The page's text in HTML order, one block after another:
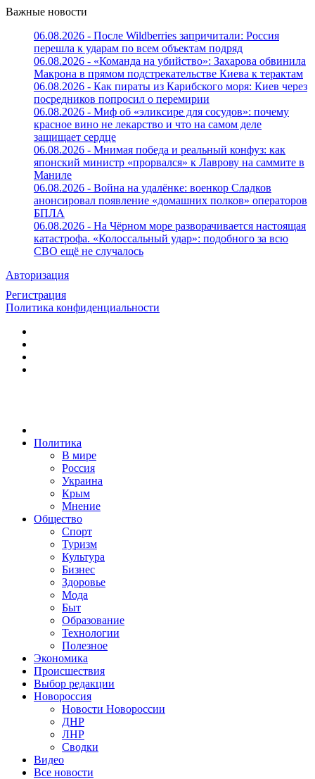
Важные новости
06.08.2026 - После Wildberries запричитали: Россия
перешла к ударам по всем объектам подряд
06.08.2026 - «Команда на убийство»: Захарова обвинила
Макрона в прямом подстрекательстве Киева к терактам
06.08.2026 - Как пираты из Карибского моря: Киев через
посредников попросил о перемирии
06.08.2026 - Миф об «эликсире для сосудов»: почему
красное вино не лекарство и что на самом деле
защищает сердце
06.08.2026 - Мнимая победа и реальный конфуз: как
японский министр «прорвался» к Лаврову на саммите в
Маниле
06.08.2026 - Война на удалёнке: военкор Сладков
анонсировал появление «домашних полков» операторов
БПЛА
06.08.2026 - На Чёрном море разворачивается настоящая
катастрофа. «Колоссальный удар»: подобного за всю
СВО ещё не случалось
Авторизация
Регистрация
Политика конфиденциальности
Политика
В мире
Россия
Украина
Крым
Мнение
Общество
Спорт
Туризм
Культура
Бизнес
Здоровье
Мода
Быт
Образование
Технологии
Полезное
Экономика
Происшествия
Выбор редакции
Новороссия
Новости Новороссии
ДНР
ЛНР
Сводки
Видео
Все новости